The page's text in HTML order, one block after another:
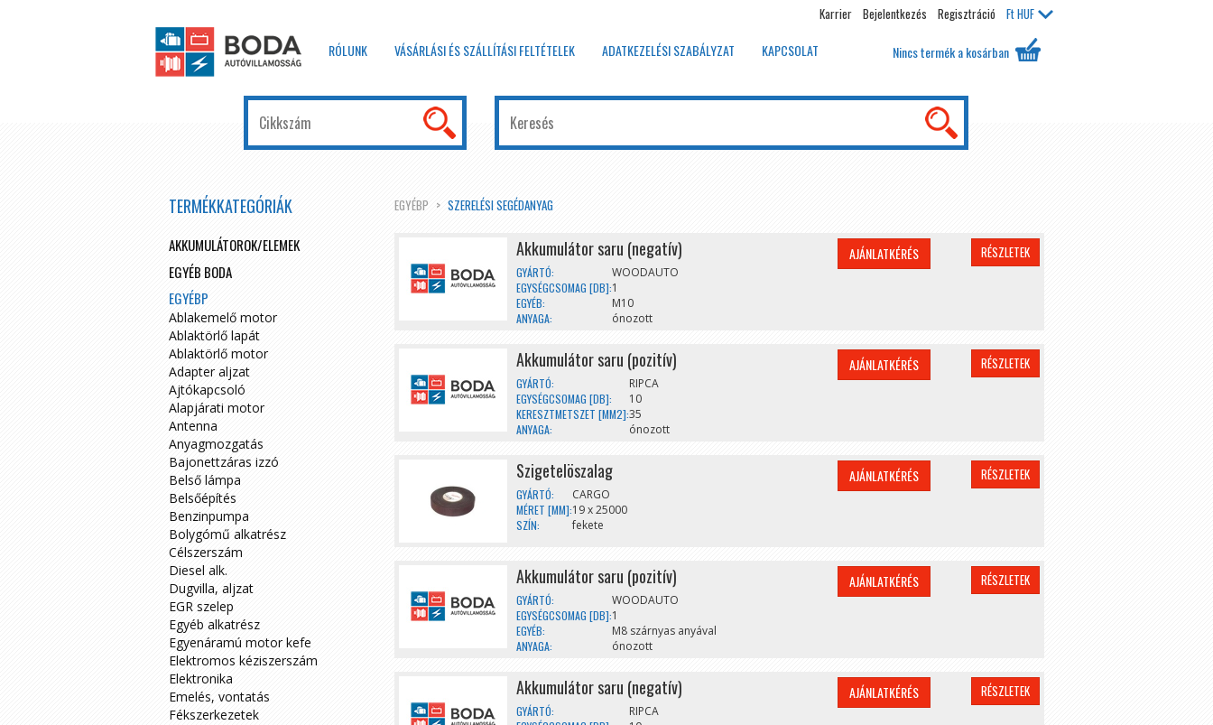
Karrier Bejelentkezés Regisztráció FtHUF
RÓLUNK VÁSÁRLÁSI ÉS SZÁLLÍTÁSI FELTÉTELEK ADATKEZELÉSI SZABÁLYZAT KAPCSOLAT Nincs termék a kosárban
EGYÉBP SZERELÉSI SEGÉDANYAG
Akkumulátor saru (negatív)
GYÁRTÓ:
WOODAUTO
EGYSÉGCSOMAG [DB]:1
EGYÉB:
M10
ANYAGA:
ónozott
AJÁNLATKÉRÉS RÉSZLETEK
Akkumulátor saru (pozitív)
GYÁRTÓ:
RIPCA
EGYSÉGCSOMAG [DB]:
10
KERESZTMETSZET [MM2]:35
ANYAGA:
ónozott
AJÁNLATKÉRÉS RÉSZLETEK
Szigetelöszalag
GYÁRTÓ:
CARGO
MÉRET [MM]:19 x 25000
SZÍN:
fekete
AJÁNLATKÉRÉS RÉSZLETEK
Akkumulátor saru (pozitív)
GYÁRTÓ:
WOODAUTO
EGYSÉGCSOMAG [DB]:1
EGYÉB:
M8 szárnyas anyával
ANYAGA:
ónozott
AJÁNLATKÉRÉS RÉSZLETEK
Akkumulátor saru (negatív)
GYÁRTÓ:
RIPCA
AJÁNLATKÉRÉS RÉSZLETEK
TERMÉKKATEGÓRIÁK
AKKUMULÁTOROK/ELEMEK
EGYÉB BODA
EGYÉBP
Ablakemelő motor
Ablaktörlő lapát
Ablaktörlő motor
Adapter aljzat
Ajtókapcsoló
Alapjárati motor
Antenna
Anyagmozgatás
Bajonettzáras izzó
Belső lámpa
Belsőépítés
Benzinpumpa
Bolygómű alkatrész
Célszerszám
Diesel alk.
Dugvilla, aljzat
EGR szelep
Egyéb alkatrész
Egyenáramú motor kefe
Elektromos kéziszerszám
Elektronika
Emelés, vontatás
Fékszerkezetek